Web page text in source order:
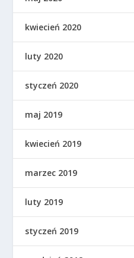
kwiecień 2020
luty 2020
styczeń 2020
maj 2019
kwiecień 2019
marzec 2019
luty 2019
styczeń 2019